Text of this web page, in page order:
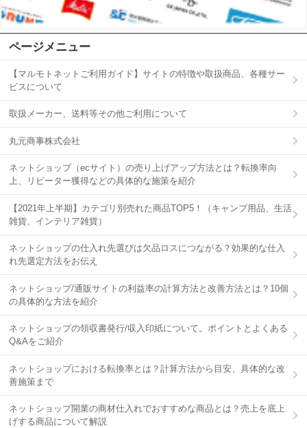
ページメニュー
【マルモトネットご利用ガイド】サイトの特徴や取扱商品、各種サー
ビスについて
取扱メーカー、送料等その他ご利用について
丸元商事株式会社
ネットショップ（ecサイト）の売り上げアップ方法とは？転換率向
上、リピーター獲得などの具体的な施策を紹介
【2021年上半期】カテゴリ別売れた商品TOP5！（キャンプ用品、生活
雑貨、インテリア雑貨）
ネットショップの仕入れ先選びは欠品ロスにつながる？効果的な仕入
れ先選定方法をお伝え
ネットショップ/通販サイトの利益率の計算方法と改善方法とは？10個
の具体的な方法を紹介
ネットショップの領収書発行/収入印紙について。ポイントとよくある
Q&Aをご紹介
ネットショップにおける転換率とは？計算方法から目安、具体的な改
善施策まで
ネットショップ開業の商材仕入れでおすすめな商品とは？売上を底上
げする商品について解説